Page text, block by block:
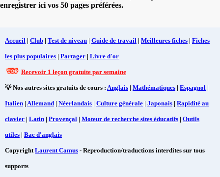
enregistrer ici vos 50 pages préférées.
Accueil | Club | Test de niveau | Guide de travail | Meilleures fiches | Fiches
les plus populaires | Partager | Livre d'or
Recevoir 1 leçon gratuite par semaine
💡 Nos autres sites gratuits de cours : Anglais | Mathématiques | Espagnol |
Italien | Allemand | Néerlandais | Culture générale | Japonais | Rapidité au
clavier | Latin | Provençal | Moteur de recherche sites éducatifs | Outils
utiles | Bac d'anglais
CopyrightLaurent Camus - Reproduction/traductions interdites sur tous
supports